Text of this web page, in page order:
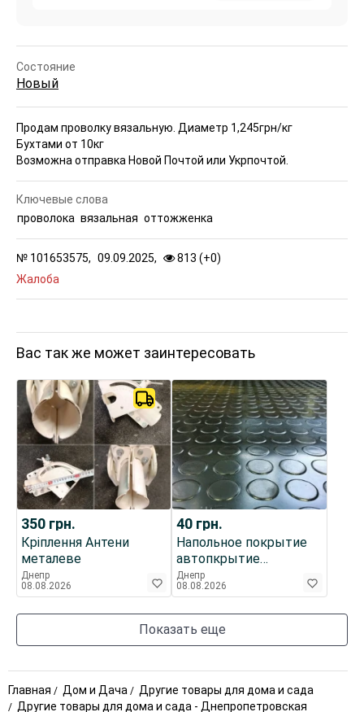
Состояние
Новый
Продам проволку вязальную. Диаметр 1,245грн/кг
Бухтами от 10кг
Возможна отправка Новой Почтой или Укрпочтой.
№ 101653575, 09.09.2025, 813 (+0)
Жалоба
Ключевые слова
проволока вязальная оттожженка
Вас так же может заинтересовать
350 грн.
Кріплення Антени
металеве
Днепр
08.08.2026
40 грн.
Напольное покрытие
автопкрытие
резиновое
автодорожка настил
Днепр
08.08.2026
Показать еще
Главная Дом и Дача
Другие товары для дома и сада
Другие товары для дома и сада - Днепропетровская